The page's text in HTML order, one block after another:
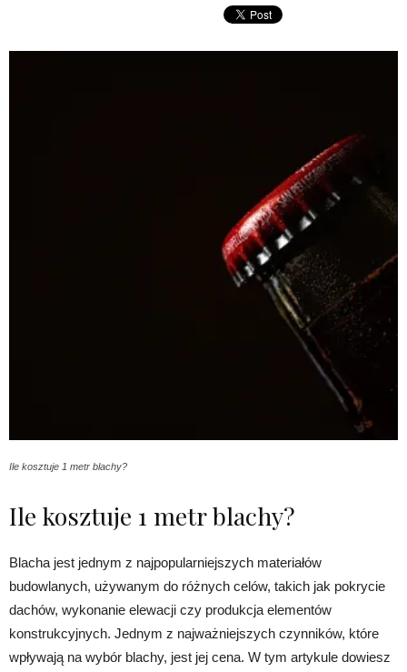
Ile kosztuje 1 metr blachy?
Ile kosztuje 1 metr blachy?
Blacha jest jednym z najpopularniejszych materiałów
budowlanych, używanym do różnych celów, takich jak pokrycie
dachów, wykonanie elewacji czy produkcja elementów
konstrukcyjnych. Jednym z najważniejszych czynników, które
wpływają na wybór blachy, jest jej cena. W tym artykule dowiesz